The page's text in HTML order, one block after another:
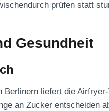
prüfen statt
Gesundheit
Berlinern liefert die
an Zucker entscheiden